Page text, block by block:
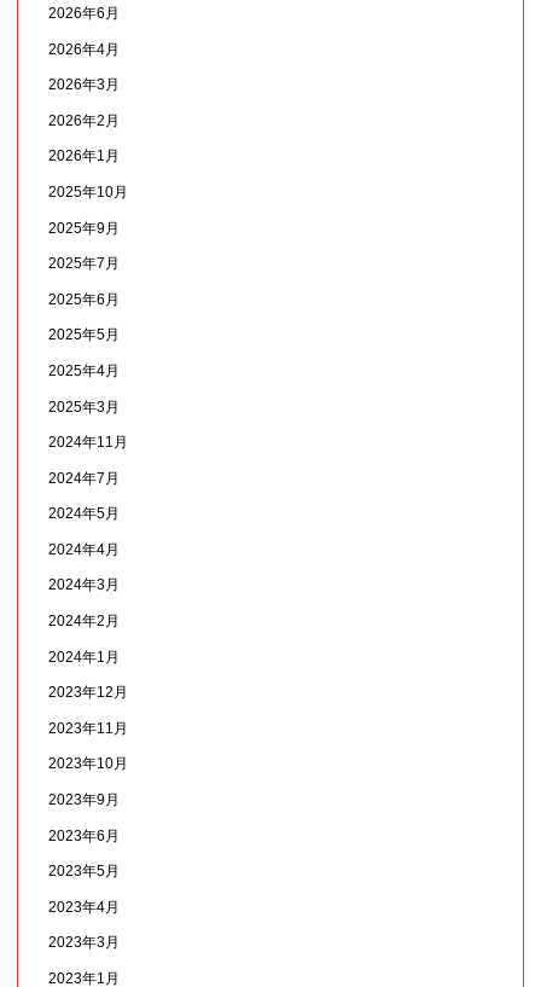
2026年6月
2026年4月
2026年3月
2026年2月
2026年1月
2025年10月
2025年9月
2025年7月
2025年6月
2025年5月
2025年4月
2025年3月
2024年11月
2024年7月
2024年5月
2024年4月
2024年3月
2024年2月
2024年1月
2023年12月
2023年11月
2023年10月
2023年9月
2023年6月
2023年5月
2023年4月
2023年3月
2023年1月